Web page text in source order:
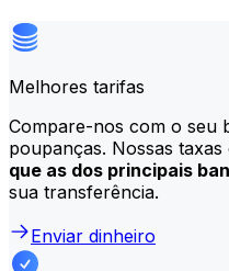
Melhores tarifas
Compare-nos com o seu
poupanças. Nossas taxas
que as dos principais
sua transferência.
Enviar dinheiro